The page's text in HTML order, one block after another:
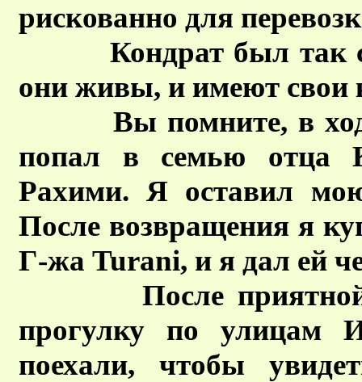
рискованно для
Кондрат был так
они живы, и имеют свои
Вы помните, в ходе
попал в семью отца
Рахими. Я оставил
После возвращения я
Г-жа Turani, и я дал ей
После приятной
прогулку по улицам
поехали, чтобы